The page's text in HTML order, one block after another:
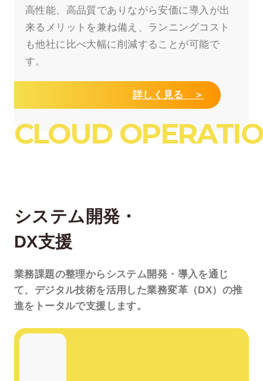
高性能、高品質でありながら安価に導入が出
来るメリットを兼ね備え、ランニングコスト
も他社に比べ大幅に削減することが可能で
す。
詳しく見る ＞
CLOUD
システム開発・
DX支援
業務課題の整理から システム開発・導入を通じ
て、 デジタル技術を活用した業務変革（DX）の推
進を トータルで支援します。